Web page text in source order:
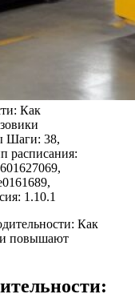
Как
Шаги: 38,
расписания:
1.10.1
Как
повышают